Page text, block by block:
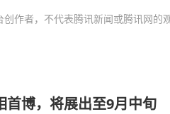
作者，不代表腾讯新闻或腾讯网的
首博，将展出至9月中旬